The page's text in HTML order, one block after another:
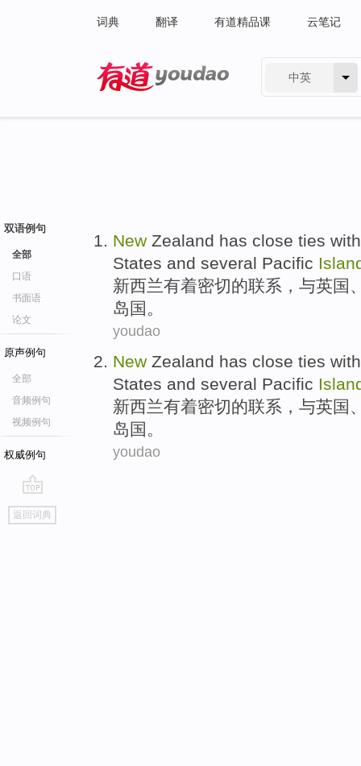
词典 翻译 有道精品课 云笔记
中英
双语例句
全部
口语
书面语
论文
原声例句
全部
音频例句
视频例句
权威例句
go
top
返回词典
New Zealand has close ties with
States and several Pacific
新西兰有着密切的联系 ， 与英国
岛国 。
youdao
New Zealand has close ties with
States and several Pacific
新西兰有着密切的联系 ， 与英国
岛国 。
youdao